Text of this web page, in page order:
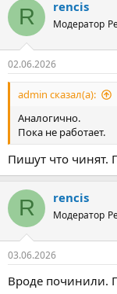
R rencis
Модератор
02.06.2026
admin сказал(а):
Аналогично.
Пока не работает.
Пишут что чинят.
R rencis
Модератор
03.06.2026
Вроде починили.